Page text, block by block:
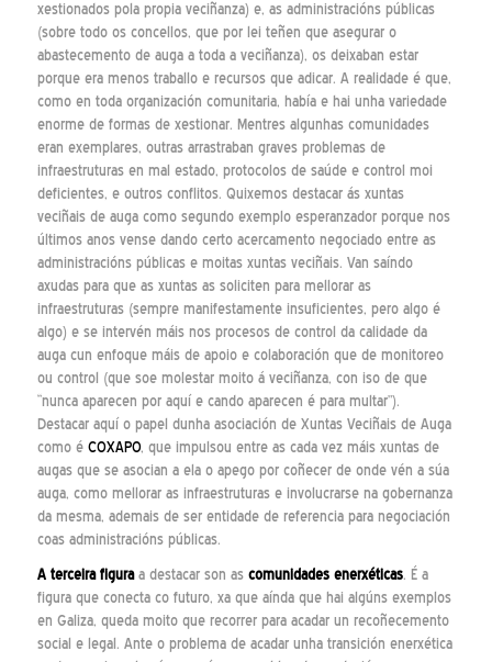
xestionados pola propia veciñanza) e, as administracións públicas
(sobre todo os concellos, que por lei teñen que asegurar o
abastecemento de auga a toda a veciñanza), os deixaban estar
porque era menos traballo e recursos que adicar. A realidade é que,
como en toda organización comunitaria, había e hai unha variedade
enorme de formas de xestionar. Mentres algunhas comunidades
eran exemplares, outras arrastraban graves problemas de
infraestruturas en mal estado, protocolos de saúde e control moi
deficientes, e outros conflitos. Quixemos destacar ás xuntas
veciñais de auga como segundo exemplo esperanzador porque nos
últimos anos vense dando certo acercamento negociado entre as
administracións públicas e moitas xuntas veciñais. Van saíndo
axudas para que as xuntas as soliciten para mellorar as
infraestruturas (sempre manifestamente insuficientes, pero algo é
algo) e se intervén máis nos procesos de control da calidade da
auga cun enfoque máis de apoio e colaboración que de monitoreo
ou control (que soe molestar moito á veciñanza, con iso de que
“nunca aparecen por aquí e cando aparecen é para multar”).
Destacar aquí o papel dunha asociación de Xuntas Veciñais de Auga
como é COXAPO, que impulsou entre as cada vez máis xuntas de
augas que se asocian a ela o apego por coñecer de onde vén a súa
auga, como mellorar as infraestruturas e involucrarse na gobernanza
da mesma, ademais de ser entidade de referencia para negociación
coas administracións públicas.
A terceira figuraa destacar son as comunidades enerxéticas. É a
figura que conecta co futuro, xa que aínda que hai algúns exemplos
en Galiza, queda moito que recorrer para acadar un recoñecemento
social e legal. Ante o problema de acadar unha transición enerxética